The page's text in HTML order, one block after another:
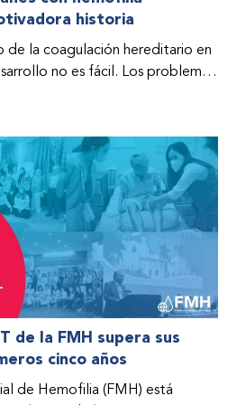
con daños graves en ambas
de Ayuda Humanitaria
de Hemofilia (FMH) cuando
de una vida mejor.
historia
de la coagulación hereditario en
no es fácil. Los problemas
cuando el país también
con hemofilia B, la vida no
retos cotidianos hasta que la
por la Federación Mundial
su Programa de Ayuda
de la FMH supera sus
cinco años
de Hemofilia (FMH) está